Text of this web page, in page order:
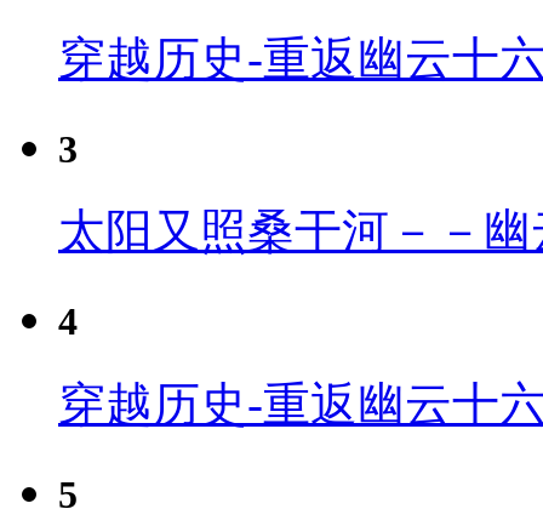
穿越历史-重返幽云十
3
太阳又照桑干河－－
4
穿越历史-重返幽云十
5